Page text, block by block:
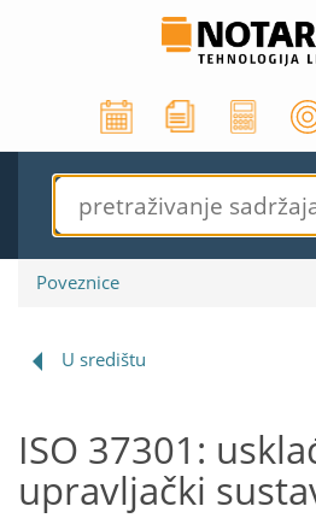
Poveznice
U središtu
ISO 37301:
upravljački